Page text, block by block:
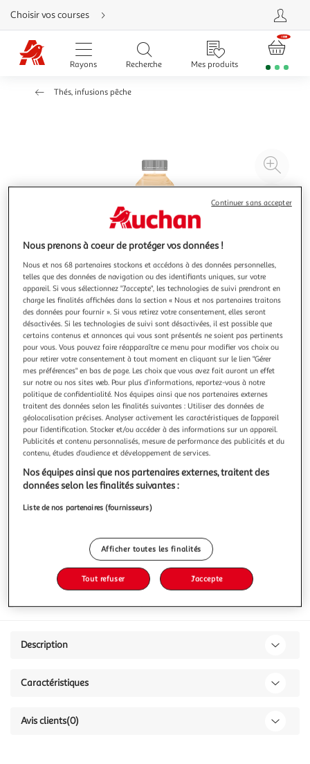
Aller
directement
au
contenu
Aller
directement
Aller
Choisir vos courses
Rayons Recherche Mes produits
Thés, infusions pêche
à
Illustration
précédente
Illustration
suivante
MAYTEA
Boisson au thé noir infusé saveur pêche blanche
bouteille
Un véritable thé glacé alliant la subtilité de l'infusion de
thé noir aux délicieuses saveurs de la pêche blanche, faible
en calories et sans édulcorants.
En savoir +
50cl
Vous voulez connaître le prix de ce produit ?
Format
Description
Caractéristiques
Avis clients(0)
Nous prenons à coeur de protéger vos données !
Nous et nos 68 partenaires stockons et accédons à des données personnelles,
telles que des données de navigation ou des identifiants uniques, sur votre
appareil. Si vous sélectionnez "J'accepte", les technologies de suivi prendront en
charge les finalités affichées dans la section « Nous et nos partenaires traitons
des données pour fournir ». Si vous retirez votre consentement, elles seront
désactivées. Si les technologies de suivi sont désactivées, il est possible que
certains contenus et annonces qui vous sont présentés ne soient pas pertinents
pour vous. Vous pouvez faire réapparaître ce menu pour modifier vos choix ou
pour retirer votre consentement à tout moment en cliquant sur le lien "Gérer
mes préférences" en bas de page. Les choix que vous avez fait auront un effet
sur notre ou nos sites web. Pour plus d’informations, reportez-vous à notre
politique de confidentialité. Nos équipes ainsi que nos partenaires externes
traitent des données selon les finalités suivantes : Utiliser des données de
géolocalisation précises. Analyser activement les caractéristiques de l’appareil
pour l’identification. Stocker et/ou accéder à des informations sur un appareil.
Publicités et contenu personnalisés, mesure de performance des publicités et du
contenu, études d’audience et développement de services.
Nos équipes ainsi que nos partenaires externes, traitent des
données selon les finalités suivantes :
Liste de nos partenaires (fournisseurs)
Afficher toutes les finalités
Tout refuser J'accepte
Continuer sans accepter